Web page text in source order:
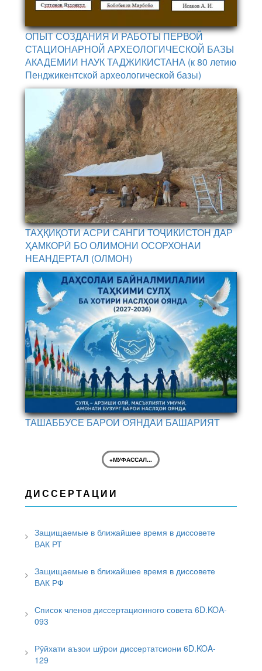
ОПЫТ СОЗДАНИЯ И РАБОТЫ ПЕРВОЙ
СТАЦИОНАРНОЙ АРХЕОЛОГИЧЕСКОЙ БАЗЫ
АКАДЕМИИ НАУК ТАДЖИКИСТАНА (к 80 летию
Пенджикентской археологической базы)
ТАҲҚИҚОТИ АСРИ САНГИ ТОҶИКИСТОН ДАР
ҲАМКОРӢ БО ОЛИМОНИ ОСОРХОНАИ
НЕАНДЕРТАЛ (ОЛМОН)
ТАШАББУСЕ БАРОИ ОЯНДАИ БАШАРИЯТ
+МУФАССАЛ...
ДИССЕРТАЦИИ
Защищаемые в ближайшее время в диссовете
ВАК РТ
Защищаемые в ближайшее время в диссовете
ВАК РФ
Список членов диссертационного совета 6D.KOA-
093
Рӯйхати аъзои шӯрои диссертатсиони 6D.KOA-
129